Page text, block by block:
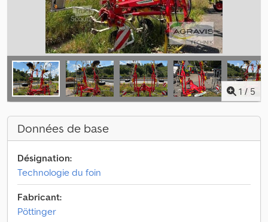
1 / 5
Données de base
Désignation:
Technologie du foin
Fabricant:
Pöttinger